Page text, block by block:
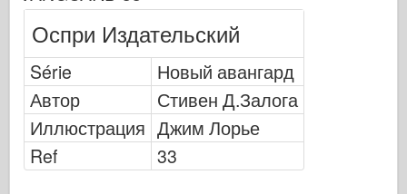
Новый авангард
Моделирование Osprey
Оспри Издательский
Сигнал эскадрильи
Оспри Издательский
Série
Новый авангард
Автор
Стивен Д.Залога
Иллюстрация Джим Лорье
Ref
33